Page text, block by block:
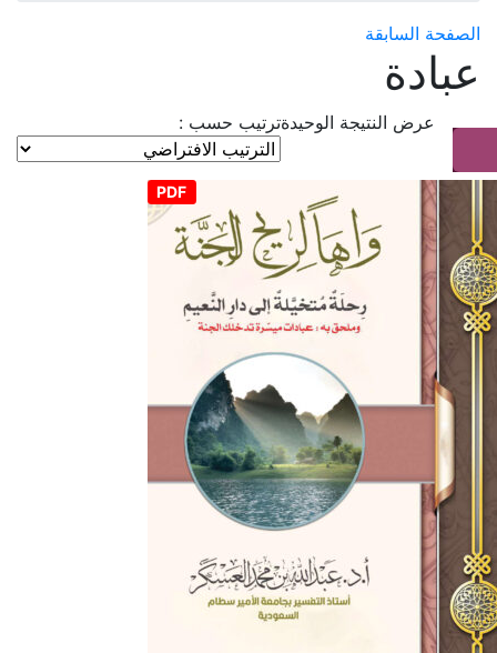
الصفحة السابقة
عبادة
عرض النتيجة الوحيدةترتيب حسب :
PDF